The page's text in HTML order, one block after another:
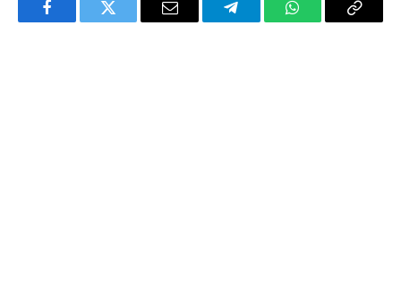
FacebookTwitter Email TelegramWhatsAppCopy